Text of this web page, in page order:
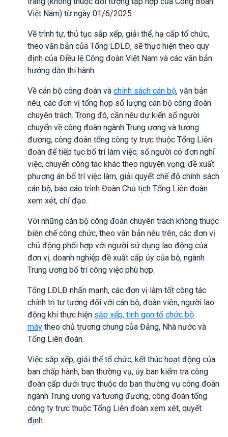
Việt Nam) từ ngày 01/6/2025.
Về trình tự, thủ tục sắp xếp, giải thể, hạ cấp tổ chức,
theo văn bản của Tổng LĐLĐ, sẽ thực hiện theo quy
định của Điều lệ Công đoàn Việt Nam và các văn bản
hướng dẫn thi hành.
Về cán bộ công đoàn và chính sách cán bộ, văn bản
nêu, các đơn vị tổng hợp số lượng cán bộ công đoàn
chuyên trách. Trong đó, cần nêu dự kiến số người
chuyển về công đoàn ngành Trung ương và tương
đương, công đoàn tổng công ty trực thuộc Tổng Liên
đoàn để tiếp tục bố trí làm việc; số người có đơn nghỉ
việc, chuyển công tác khác theo nguyện vọng; đề xuất
phương án bố trí việc làm, giải quyết chế độ chính sách
cán bộ, báo cáo trình Đoàn Chủ tịch Tổng Liên đoàn
xem xét, chỉ đạo.
Với những cán bộ công đoàn chuyên trách không thuộc
biên chế công chức, theo văn bản nêu trên, các đơn vị
chủ động phối hợp với người sử dụng lao động của
đơn vị, doanh nghiệp đề xuất cấp ủy của bộ, ngành
Trung ương bố trí công việc phù hợp.
Tổng LĐLĐ nhấn mạnh, các đơn vị làm tốt công tác
chính trị tư tưởng đối với cán bộ, đoàn viên, người lao
động khi thực hiện sắp xếp, tinh gọn tổ chức bộ
máy theo chủ trương chung của Đảng, Nhà nước và
Tổng Liên đoàn.
Việc sắp xếp, giải thể tổ chức, kết thúc hoạt động của
ban chấp hành, ban thường vụ, ủy ban kiểm tra công
đoàn cấp dưới trực thuộc do ban thường vụ công đoàn
ngành Trung ương và tương đương, công đoàn tổng
công ty trực thuộc Tổng Liên đoàn xem xét, quyết
định.